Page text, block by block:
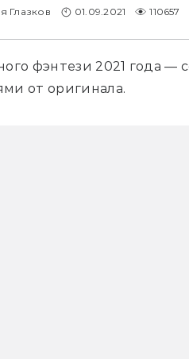
Глазков 01.09.2021 110657
фэнтези 2021 года —
от оригинала.